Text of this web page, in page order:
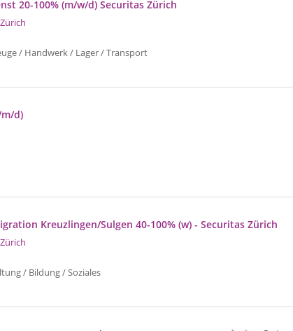
20-100% (m/w/d) Securitas Zürich
/ Handwerk / Lager / Transport
d)
Kreuzlingen/Sulgen 40-100% (w) - Securitas Zürich
/ Bildung / Soziales